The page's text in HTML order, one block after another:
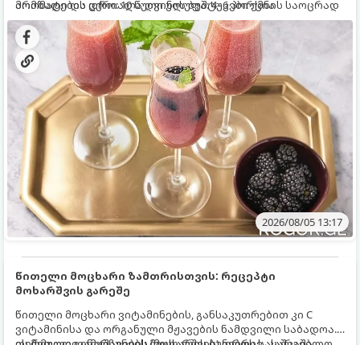
არომატი და ცქრიალა ღვინის ბუშტუკები ქმნის საოცრად
დახვეწილ და მაგრილებელ კოქტეილს.
მომზადების დრო: 10 წუთი ულუფა: 4–6 პორცია
2026/08/05 13:17
წითელი მოცხარი ზამთრისთვის: რეცეპტი
მოხარშვის გარეშე
წითელი მოცხარი ვიტამინების, განსაკუთრებით კი C
ვიტამინისა და ორგანული მჟავების ნამდვილი საბადოა.